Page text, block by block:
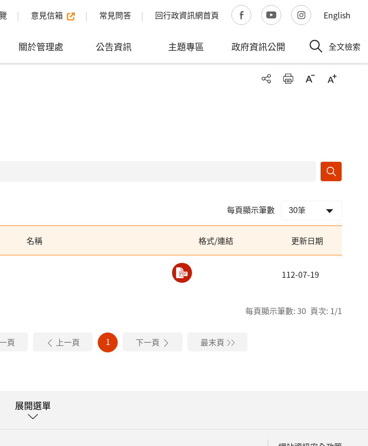
意見信箱 常見問答 回行政資訊網首頁 English
關於管理處 公告資訊 主題專區 政府資訊公開 全文檢索
每頁顯示筆數
名稱 格式/連結 更新日期
112-07-19
每頁顯示筆數: 30 頁次: 1/1
頁 上一頁 1 下一頁 最末頁
展開選單